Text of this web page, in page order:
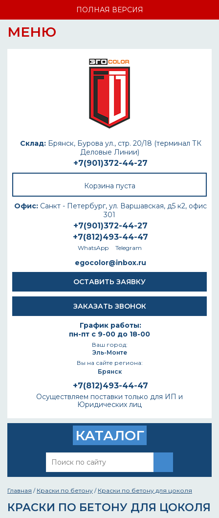
ПОЛНАЯ ВЕРСИЯ
МЕНЮ
Склад:Брянск, Бурова ул., стр. 20/18 (терминал ТК
Деловые Линии)
+7(901)372-44-27
Корзина пуста
Офис: Санкт - Петербург, ул. Варшавская, д5 к2, офис
301
+7(901)372-44-27
+7(812)493-44-47
WhatsApp Telegram
egocolor@inbox.ru
ОСТАВИТЬ ЗАЯВКУ
ЗАКАЗАТЬ ЗВОНОК
График работы:
пн-пт с 9-00 до 18-00
Ваш город:
Эль-Монте
Вы на сайте региона:
Брянск
+7(812)493-44-47
Осуществляем поставки только для ИП и
Юридических лиц
КАТАЛОГ
Главная / Краски по бетону / Краски по бетону для цоколя
КРАСКИ ПО БЕТОНУ ДЛЯ ЦОКОЛЯ